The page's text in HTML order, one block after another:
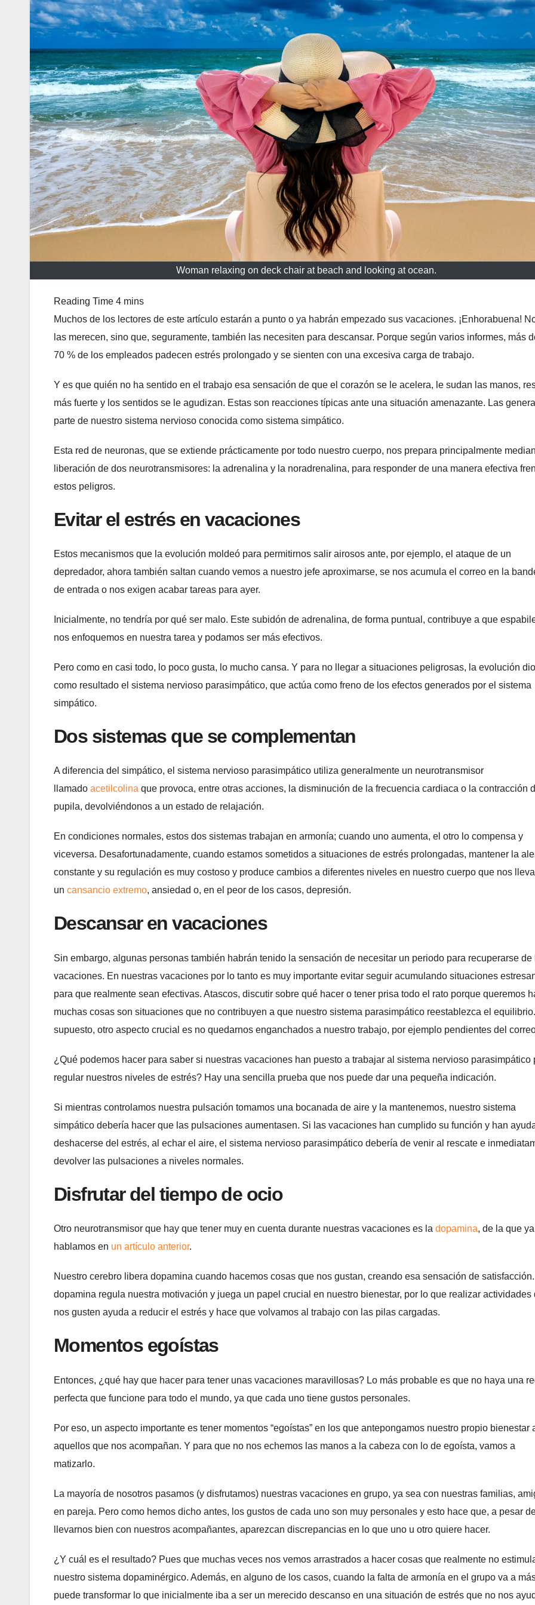
Woman relaxing on deck chair at beach and looking at ocean.
Muchos de los lectores de este artículo estarán a punto o ya habrán empezado sus vacaciones. ¡Enhorabuena!
las merecen, sino que, seguramente, también las necesiten para descansar. Porque según varios informes, más
70 % de los empleados padecen estrés prolongado y se sienten con una excesiva carga de trabajo.
Y es que quién no ha sentido en el trabajo esa sensación de que el corazón se le acelera, le sudan las manos,
más fuerte y los sentidos se le agudizan. Estas son reacciones típicas ante una situación amenazante. Las
parte de nuestro sistema nervioso conocida como sistema simpático.
Esta red de neuronas, que se extiende prácticamente por todo nuestro cuerpo, nos prepara principalmente
liberación de dos neurotransmisores: la adrenalina y la noradrenalina, para responder de una manera efectiva
estos peligros.
Evitar el estrés en vacaciones
Estos mecanismos que la evolución moldeó para permitirnos salir airosos ante, por ejemplo, el ataque de un
depredador, ahora también saltan cuando vemos a nuestro jefe aproximarse, se nos acumula el correo en la
de entrada o nos exigen acabar tareas para ayer.
Inicialmente, no tendría por qué ser malo. Este subidón de adrenalina, de forma puntual, contribuye a que
nos enfoquemos en nuestra tarea y podamos ser más efectivos.
Pero como en casi todo, lo poco gusta, lo mucho cansa. Y para no llegar a situaciones peligrosas, la evolución dio
como resultado el sistema nervioso parasimpático, que actúa como freno de los efectos generados por el sistema
simpático.
Dos sistemas que se complementan
A diferencia del simpático, el sistema nervioso parasimpático utiliza generalmente un neurotransmisor
llamado acetilcolina que provoca, entre otras acciones, la disminución de la frecuencia cardiaca o la contracción
pupila, devolviéndonos a un estado de relajación.
En condiciones normales, estos dos sistemas trabajan en armonía; cuando uno aumenta, el otro lo compensa y
viceversa. Desafortunadamente, cuando estamos sometidos a situaciones de estrés prolongadas, mantener la
constante y su regulación es muy costoso y produce cambios a diferentes niveles en nuestro cuerpo que nos
un cansancio extremo, ansiedad o, en el peor de los casos, depresión.
Descansar en vacaciones
Sin embargo, algunas personas también habrán tenido la sensación de necesitar un periodo para recuperarse de
vacaciones. En nuestras vacaciones por lo tanto es muy importante evitar seguir acumulando situaciones
para que realmente sean efectivas. Atascos, discutir sobre qué hacer o tener prisa todo el rato porque queremos
muchas cosas son situaciones que no contribuyen a que nuestro sistema parasimpático reestablezca el
supuesto, otro aspecto crucial es no quedarnos enganchados a nuestro trabajo, por ejemplo pendientes del
¿Qué podemos hacer para saber si nuestras vacaciones han puesto a trabajar al sistema nervioso parasimpático
regular nuestros niveles de estrés? Hay una sencilla prueba que nos puede dar una pequeña indicación.
Si mientras controlamos nuestra pulsación tomamos una bocanada de aire y la mantenemos, nuestro sistema
simpático debería hacer que las pulsaciones aumentasen. Si las vacaciones han cumplido su función y han
deshacerse del estrés, al echar el aire, el sistema nervioso parasimpático debería de venir al rescate e
devolver las pulsaciones a niveles normales.
Disfrutar del tiempo de ocio
Otro neurotransmisor que hay que tener muy en cuenta durante nuestras vacaciones es la dopamina, de la que ya
hablamos en un artículo anterior.
Nuestro cerebro libera dopamina cuando hacemos cosas que nos gustan, creando esa sensación de
dopamina regula nuestra motivación y juega un papel crucial en nuestro bienestar, por lo que realizar actividades
nos gusten ayuda a reducir el estrés y hace que volvamos al trabajo con las pilas cargadas.
Momentos egoístas
Entonces, ¿qué hay que hacer para tener unas vacaciones maravillosas? Lo más probable es que no haya una
perfecta que funcione para todo el mundo, ya que cada uno tiene gustos personales.
Por eso, un aspecto importante es tener momentos “egoístas” en los que antepongamos nuestro propio bienestar
aquellos que nos acompañan. Y para que no nos echemos las manos a la cabeza con lo de egoísta, vamos a
matizarlo.
La mayoría de nosotros pasamos (y disfrutamos) nuestras vacaciones en grupo, ya sea con nuestras familias,
en pareja. Pero como hemos dicho antes, los gustos de cada uno son muy personales y esto hace que, a pesar
llevarnos bien con nuestros acompañantes, aparezcan discrepancias en lo que uno u otro quiere hacer.
¿Y cuál es el resultado? Pues que muchas veces nos vemos arrastrados a hacer cosas que realmente no
nuestro sistema dopaminérgico. Además, en alguno de los casos, cuando la falta de armonía en el grupo va a
puede transformar lo que inicialmente iba a ser un merecido descanso en una situación de estrés que no nos